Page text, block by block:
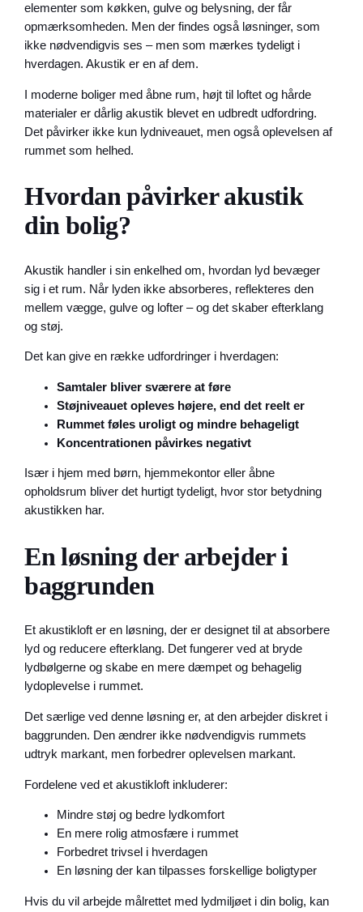
elementer som køkken, gulve og belysning, der får
opmærksomheden. Men der findes også løsninger, som
ikke nødvendigvis ses – men som mærkes tydeligt i
hverdagen. Akustik er en af dem.
I moderne boliger med åbne rum, højt til loftet og hårde
materialer er dårlig akustik blevet en udbredt udfordring.
Det påvirker ikke kun lydniveauet, men også oplevelsen af
rummet som helhed.
Hvordan påvirker akustik
din bolig?
Akustik handler i sin enkelhed om, hvordan lyd bevæger
sig i et rum. Når lyden ikke absorberes, reflekteres den
mellem vægge, gulve og lofter – og det skaber efterklang
og støj.
Det kan give en række udfordringer i hverdagen:
Samtaler bliver sværere at føre
Støjniveauet opleves højere, end det reelt er
Rummet føles uroligt og mindre behageligt
Koncentrationen påvirkes negativt
Især i hjem med børn, hjemmekontor eller åbne
opholdsrum bliver det hurtigt tydeligt, hvor stor betydning
akustikken har.
En løsning der arbejder i
baggrunden
Et akustikloft er en løsning, der er designet til at absorbere
lyd og reducere efterklang. Det fungerer ved at bryde
lydbølgerne og skabe en mere dæmpet og behagelig
lydoplevelse i rummet.
Det særlige ved denne løsning er, at den arbejder diskret i
baggrunden. Den ændrer ikke nødvendigvis rummets
udtryk markant, men forbedrer oplevelsen markant.
Fordelene ved et akustikloft inkluderer:
Mindre støj og bedre lydkomfort
En mere rolig atmosfære i rummet
Forbedret trivsel i hverdagen
En løsning der kan tilpasses forskellige boligtyper
Hvis du vil arbejde målrettet med lydmiljøet i din bolig, kan